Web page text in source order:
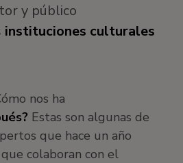
y público
instituciones culturales
nos ha
Estas son algunas de
que hace un año
colaboran con el